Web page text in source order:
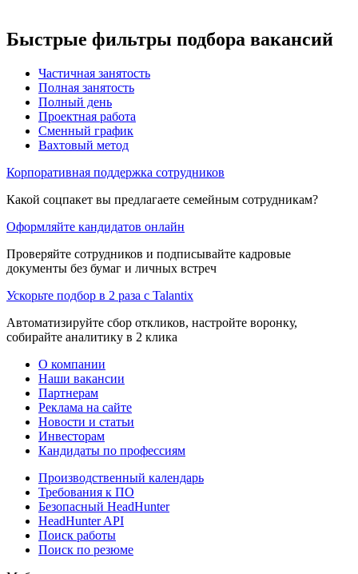
Быстрые фильтры подбора вакансий
Частичная занятость
Полная занятость
Полный день
Проектная работа
Сменный график
Вахтовый метод
Корпоративная поддержка сотрудников
Какой соцпакет вы предлагаете семейным сотрудникам?
Оформляйте кандидатов онлайн
Проверяйте сотрудников и подписывайте кадровые
документы без бумаг и личных встреч
Ускорьте подбор в 2 раза с Talantix
Автоматизируйте сбор откликов, настройте воронку,
собирайте аналитику в 2 клика
О компании
Наши вакансии
Партнерам
Реклама на сайте
Новости и статьи
Инвесторам
Кандидаты по профессиям
Производственный календарь
Требования к ПО
Безопасный HeadHunter
HeadHunter API
Поиск работы
Поиск по резюме